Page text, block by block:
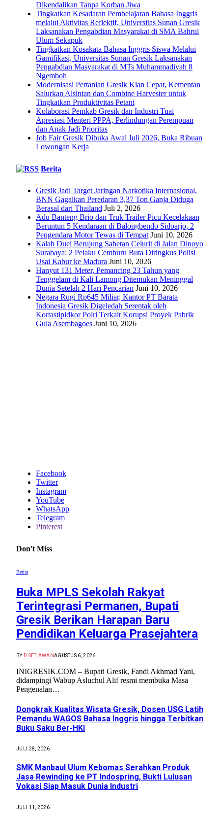
Dikendalikan Tanpa Korban Jiwa
Tingkatkan Kesadaran Pembelajaran Bahasa Inggris
melalui Aktivitas Reflektif, Universitas Sunan Gresik
Laksanakan Pengabdian Masyarakat di SMA Bahrul
Ulum Sekapuk
Tingkatkan Kosakata Bahasa Inggris Siswa Melalui
Gamifikasi, Universitas Sunan Gresik Laksanakan
Pengabdian Masyarakat di MTs Muhammadiyah 8
Ngemboh
Modernisasi Pertanian Gresik Kian Cepat, Kementan
Salurkan Alsintan dan Combine Harvester untuk
Tingkatkan Produktivitas Petani
Kolaborasi Pemkab Gresik dan Industri Tuai
Apresiasi Menteri PPPA, Perlindungan Perempuan
dan Anak Jadi Prioritas
Job Fair Gresik Dibuka Awal Juli 2026, Buka Ribuan
Lowongan Kerja
Berita
Gresik Jadi Target Jaringan Narkotika Internasional,
BNN Gagalkan Peredaran 3,37 Ton Ganja Diduga
Berasal dari Thailand Juli 2, 2026
Adu Banteng Brio dan Truk Trailer Picu Kecelakaan
Beruntun 5 Kendaraan di Balongbendo Sidoarjo, 2
Pengendara Motor Tewas di Tempat Juni 10, 2026
Kalah Duel Berujung Sabetan Celurit di Jalan Dinoyo
Surabaya: 2 Pelaku Cemburu Buta Diringkus Polisi
Usai Kabur ke Madura Juni 10, 2026
Hanyut 131 Meter, Pemancing 23 Tahun yang
Tenggelam di Kali Lamong Ditemukan Meninggal
Dunia Setelah 2 Hari Pencarian Juni 10, 2026
Negara Rugi Rp645 Miliar, Kantor PT Barata
Indonesia Gresik Digeledah Serentak oleh
Kortastipidkor Polri Terkait Korupsi Proyek Pabrik
Gula Asembagoes Juni 10, 2026
Facebook
Twitter
Instagram
YouTube
WhatsApp
Telegram
Pinterest
Don't Miss
Berita
Buka MPLS Sekolah Rakyat
Terintegrasi Permanen, Bupati
Gresik Berikan Harapan Baru
Pendidikan Keluarga Prasejahtera
BY D SETIAWANAGUSTUS 6, 2026
INIGRESIK.COM – Bupati Gresik, Fandi Akhmad Yani,
didampingi Wabup Asluchul Alif resmi membuka Masa
Pengenalan…
Dongkrak Kualitas Wisata Gresik, Dosen USG Latih
Pemandu WAGOS Bahasa Inggris hingga Terbitkan
Buku Saku Ber-HKI
JULI 28, 2026
SMK Manbaul Ulum Kebomas Serahkan Produk
Jasa Rewinding ke PT Indospring, Bukti Lulusan
Vokasi Siap Masuk Dunia Industri
JULI 11, 2026